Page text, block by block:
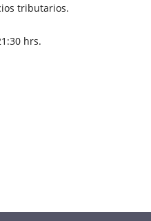
tributarios.
hrs.